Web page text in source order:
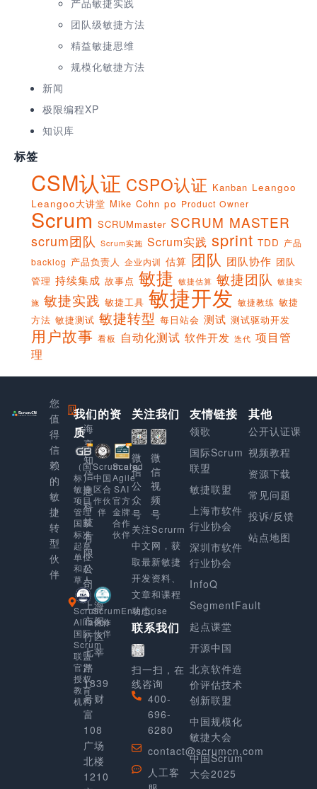
团队级敏捷方法
精益敏捷思维
规模化敏捷方法
新闻
极限编程XP
知识库
标签
CSM认证 CSPO认证 Kanban Leangoo
Leangoo大讲堂 Mike Cohn po Product Owner
Scrum SCRUMmaster SCRUM MASTER
scrum团队 Scrum实施 Scrum实践 sprint TDD 产品
backlog 产品负责人 企业内训 估算 团队 团队协作 团队
管理 持续集成 故事点 敏捷 敏捷估算 敏捷团队 敏捷实
施 敏捷实践 敏捷工具 敏捷开发 敏捷教练 敏捷
方法 敏捷测试 敏捷转型 每日站会 测试 测试驱动开发
用户故事 看板 自动化测试 软件开发 迭代 项目管
理
您
值
得
信
赖
的
敏
捷
转
型
伙
伴
上
海
享
知
信
息
科
技
有
限
公
司
上海
市闵
行区
七莘
路
1839
号财
富
108
广场
北楼
1210
我们的资
质
（国
标）
敏捷
项目
管理
国家
标准
起草
单位
和起
草人
Scrum.org
中国
区合
作伙
伴
Scaled
Agile
SAI
官方
金牌
合作
伙伴
Scrum
Alliance
国际
Scrum
联盟
官方
授权
教育
机构
ScrumEnterprise
合作
伙伴
关注我们
微
信
公
众
号
微
信
视
频
号
关注Scrurm
中文网，获
取最新敏捷
开发资料、
文章和课程
动态。
联系我们
扫一扫，在
线咨询
400-
696-
6280
contact@scrumcn.com
人工客
友情链接
领歌
国际Scrum
联盟
敏捷联盟
上海市软件
行业协会
深圳市软件
行业协会
InfoQ
SegmentFault
起点课堂
开源中国
北京软件造
价评估技术
创新联盟
中国规模化
敏捷大会
中国Scrum
大会2025
其他
公开认证课
视频教程
资源下载
常见问题
投诉/反馈
站点地图